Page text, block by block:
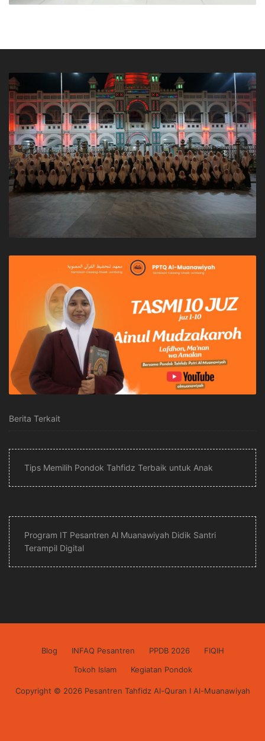
Berita Terkait
Tips Memilih Pondok Tahfidz Terbaik untuk Anak
Program IT Pesantren Al Muanawiyah Didik Santri
Terampil Digital
Blog INFAQ Pesantren PPDB 2026
FIQIH
Tokoh Islam
Kegiatan Pondok
Copyright © 2026 Pesantren Tahfidz Al-Quran I Al-Muanawiyah